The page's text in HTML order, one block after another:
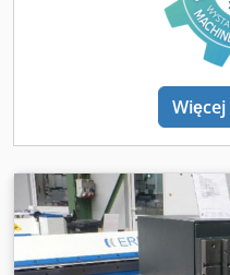
maszynie (dożywotnie
Chłodzenie szafy
ciepła powietrze-
maszyn Rozszerzony
zderzaka :- hydrauliczny
Koronowanie CNC :-
przodu i z tyłu Mistrz
manipulator wykonane z
150 kg, deska plus
konstrukcji spawanej :-
konturów :- Złącze
chwytaka :- Sprzęgło